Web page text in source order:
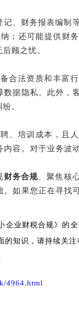
、财务报表编制
；还可能提供财
顾之忧。
合法资质和丰富
据隐私。此外，
。
、培训成本，且
容。对于业务波
财务合规 、聚焦核
如果您正在寻找
企业财税合规》的
的知识，请持续关注
4964.html